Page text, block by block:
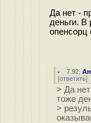
Да нет -
деньги. В
опенсорц
7.92 ,
[ответить]
> Да
тоже
>